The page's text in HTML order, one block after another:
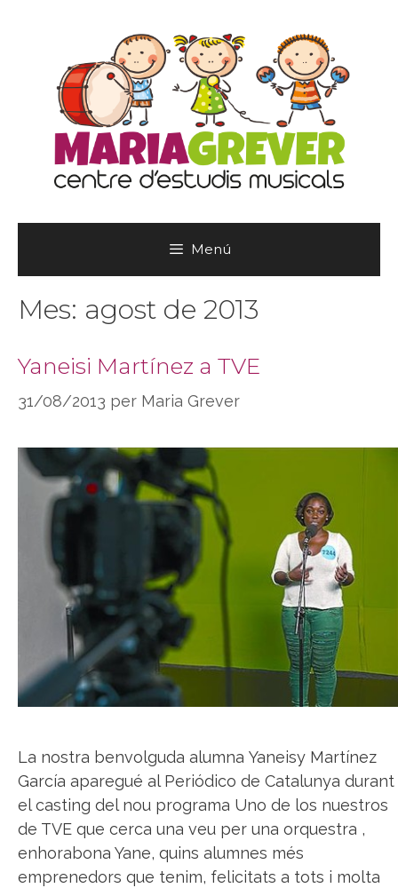
Menú
Mes: agost de 2013
Yaneisi Martínez a TVE
31/08/2013 per Maria Grever
La nostra benvolguda alumna Yaneisy Martínez
García aparegué al Periódico de Catalunya durant
el casting del nou programa Uno de los nuestros
de TVE que cerca una veu per una orquestra ,
enhorabona Yane, quins alumnes més
emprenedors que tenim, felicitats a tots i molta